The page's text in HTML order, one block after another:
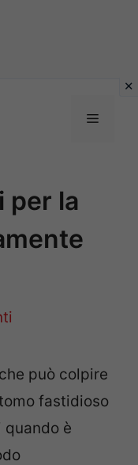
Menu
per la
può colpire
fastidioso
è